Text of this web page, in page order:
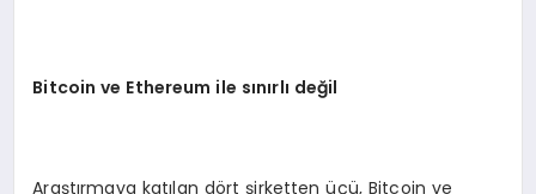
Bitcoin ve Ethereum ile sınırlı değil
Araştırmaya katılan dört şirketten üçü, Bitcoin ve